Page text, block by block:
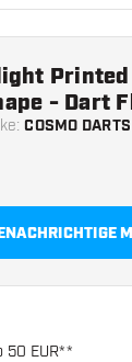
: COSMO DARTS
- Dart
50 EUR**